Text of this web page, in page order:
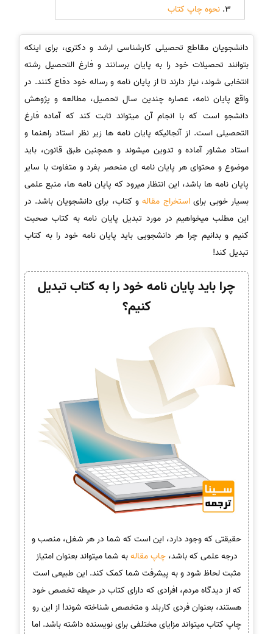
نحوه چاپ کتاب
دانشجویان مقاطع تحصیلی کارشناسی ارشد و دکتری، برای اینکه
بتوانند تحصیلات خود را به پایان برسانند و فارغ التحصیل رشته
انتخابی شوند، نیاز دارند تا از پایان نامه و رساله خود دفاع کنند. در
واقع پایان نامه، عصاره چندین سال تحصیل، مطالعه و پژوهش
دانشجو است که با انجام آن میتواند ثابت کند که آماده فارغ
التحصیلی است. از آنجائیکه پایان نامه ها زیر نظر استاد راهنما و
استاد مشاور آماده و تدوین میشوند و همچنین طبق قانون، باید
موضوع و محتوای هر پایان نامه ای منحصر بفرد و متفاوت با سایر
پایان نامه ها باشد، این انتظار میرود که پایان نامه ها، منبع علمی
بسیار خوبی برایاستخراج مقالهو کتاب، برای دانشجویان باشد. در
این مطلب میخواهیم در مورد تبدیل پایان نامه به کتاب صحبت
کنیم و بدانیم چرا هر دانشجویی باید پایان نامه خود را به کتاب
تبدیل کند!
چرا باید پایان نامه خود را به کتاب تبدیل
کنیم؟
حقیقتی که وجود دارد، این است که شما در هر شغل، منصب و
درجه علمی که باشد،چاپ مقالهبه شما میتواند بعنوان امتیاز
مثبت لحاظ شود و به پیشرفت شما کمک کند. این طبیعی است
که از دیدگاه مردم، افرادی که دارای کتاب در حیطه تخصص خود
هستند، بعنوان فردی کاربلد و متخصص شناخته شوند! از این رو
چاپ کتاب میتواند مزایای مختلفی برای نویسنده داشته باشد. اما